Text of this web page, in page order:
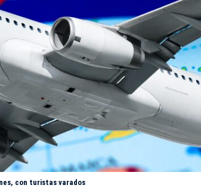
con turistas varados